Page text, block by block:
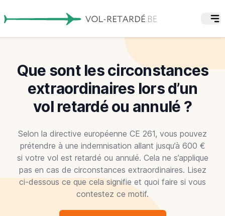
Que sont les circonstances
extraordinaires lors d’un
vol retardé ou annulé ?
Selon la directive européenne CE 261, vous pouvez
prétendre à une indemnisation allant jusqu’à 600 €
si votre vol est retardé ou annulé. Cela ne s’applique
pas en cas de circonstances extraordinaires. Lisez
ci-dessous ce que cela signifie et quoi faire si vous
contestez ce motif.